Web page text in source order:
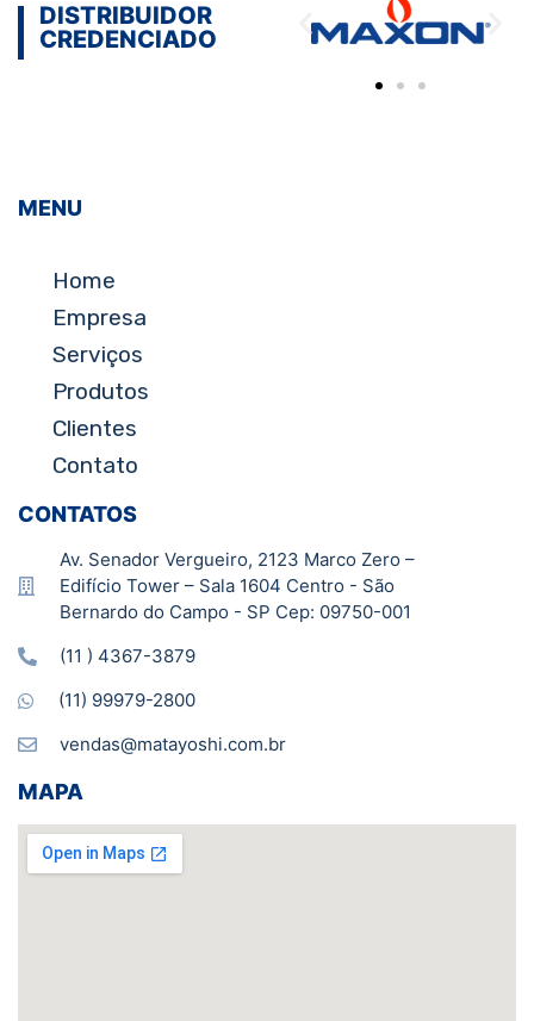
DISTRIBUIDOR
CREDENCIADO
MENU
Home
Empresa
Serviços
Produtos
Clientes
Contato
CONTATOS
Av. Senador Vergueiro, 2123 Marco Zero –
Edifício Tower – Sala 1604 Centro - São
Bernardo do Campo - SP Cep: 09750-001
(11 ) 4367-3879
(11) 99979-2800
vendas@matayoshi.com.br
MAPA